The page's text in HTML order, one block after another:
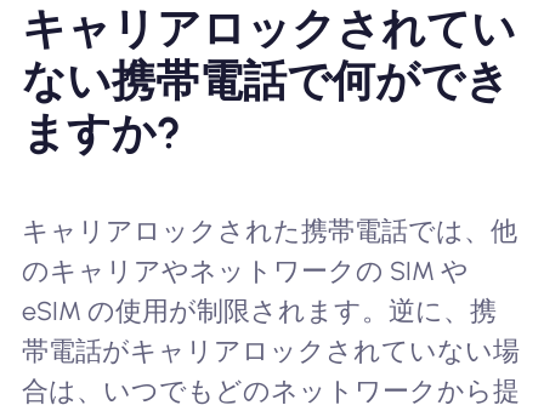
キャリアロックされてい
ない携帯電話で何ができ
ますか?
キャリアロックされた携帯電話では、他
のキャリアやネットワークの SIM や
eSIM の使用が制限されます。逆に、携
帯電話がキャリアロックされていない場
合は、いつでもどのネットワークから提